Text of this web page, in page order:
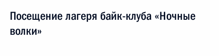
Посещение лагеря байк-клуба «Ночные
волки»